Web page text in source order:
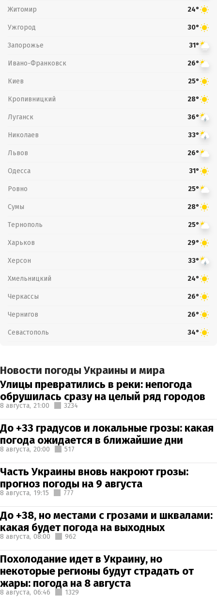
Житомир 24°
Ужгород 30°
Запорожье 31°
Ивано-Франковск 26°
Киев 25°
Кропивницкий 28°
Луганск 36°
Николаев 33°
Львов 26°
Одесса 31°
Ровно 25°
Сумы 28°
Тернополь 25°
Харьков 29°
Херсон 33°
Хмельницкий 24°
Черкассы 26°
Чернигов 26°
Севастополь 34°
Новости погоды Украины и мира
Улицы превратились в реки: непогода
обрушилась сразу на целый ряд городов
8 августа, 21:00 3234
До +33 градусов и локальные грозы: какая
погода ожидается в ближайшие дни
8 августа, 20:00 517
Часть Украины вновь накроют грозы:
прогноз погоды на 9 августа
8 августа, 19:15 777
До +38, но местами с грозами и шквалами:
какая будет погода на выходных
8 августа, 08:00 962
Похолодание идет в Украину, но
некоторые регионы будут страдать от
жары: погода на 8 августа
8 августа, 06:46 1329